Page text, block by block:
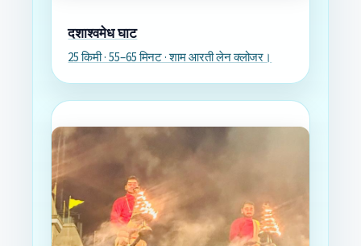
दशाश्वमेध घाट
25 किमी · 55–65 मिनट · शाम आरती लेन क्लोजर।